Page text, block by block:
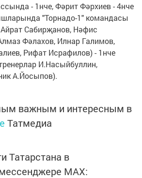
- 1нче, Фәрит Фәрхиев - 4нче
"Торнадо-1" командасы
Сабирҗанов, Нәфис
Фәлахов, Илнар Галимов,
Рифат Исрафилов) - 1нче
И.Насыйбуллин,
А.Йосыпов).
важным и интересным в
Татмедиа
Татарстана в
MАХ: